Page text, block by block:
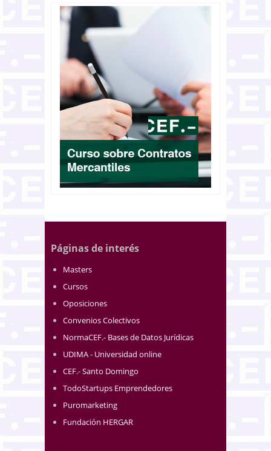
Páginas de interés
Masters
Cursos
Oposiciones
Convenios Colectivos
NormaCEF.- Bases de Datos Jurídicas
UDIMA - Universidad online
CEF.- Santo Domingo
TodoStartups Emprendedores
Puromarketing
Fundación HERGAR